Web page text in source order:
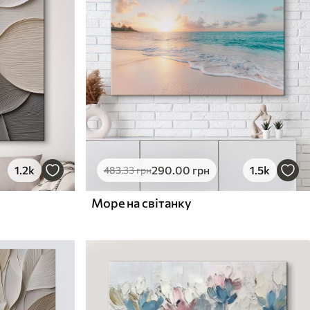
1.2k 483.33грн290.00 грн 1.5k
Море на світанку